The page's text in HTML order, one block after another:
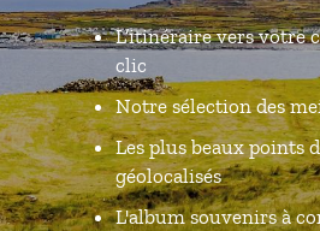
L’itinéraire vers votre
clic
Notre sélection des
Les plus beaux points
géolocalisés
L'album souvenirs à